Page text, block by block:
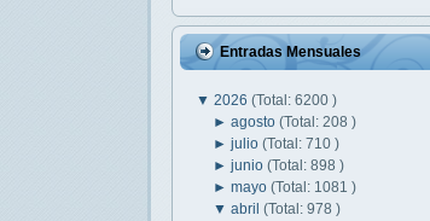
Entradas Mensuales
▼ 2026 (Total: 6200 )
►agosto(Total: 208 )
►julio(Total: 710 )
►junio(Total: 898 )
►mayo(Total: 1081 )
▼abril(Total: 978 )